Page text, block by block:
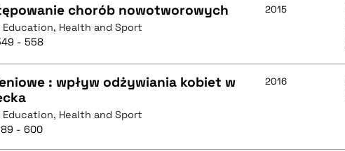
chorób nowotworowych
Health and Sport
- 558
2015
: wpływ odżywiania kobiet w
Health and Sport
- 600
2016